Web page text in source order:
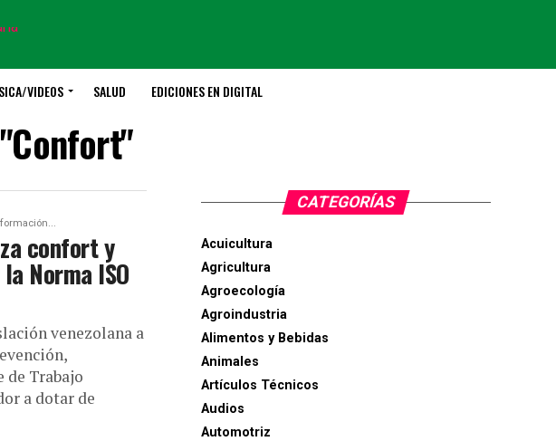
VIDEOS SALUD EDICIONES EN DIGITAL
confort y
Norma ISO
venezolana a
de Trabajo
a dotar de
CATEGORÍAS
Acuicultura
Agricultura
Agroecología
Agroindustria
Alimentos y Bebidas
Animales
Artículos Técnicos
Audios
Automotriz